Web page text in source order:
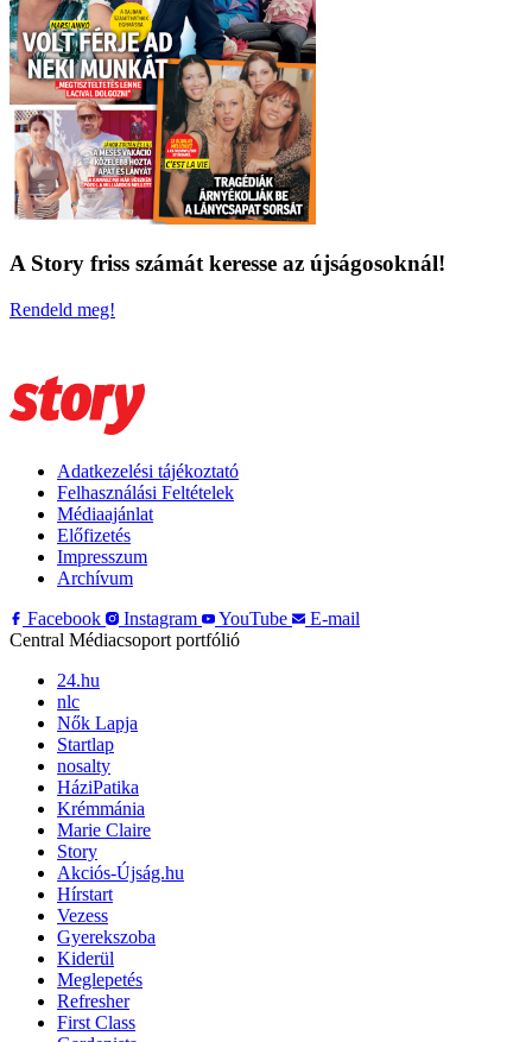
A Story friss számát keresse az újságosoknál!
Rendeld meg!
Adatkezelési tájékoztató
Felhasználási Feltételek
Médiaajánlat
Előfizetés
Impresszum
Archívum
Facebook
Instagram YouTube
E-mail
Central Médiacsoport portfólió
24.hu
nlc
Nők Lapja
Startlap
nosalty
HáziPatika
Krémmánia
Marie Claire
Story
Akciós-Újság.hu
Hírstart
Vezess
Gyerekszoba
Kiderül
Meglepetés
Refresher
First Class